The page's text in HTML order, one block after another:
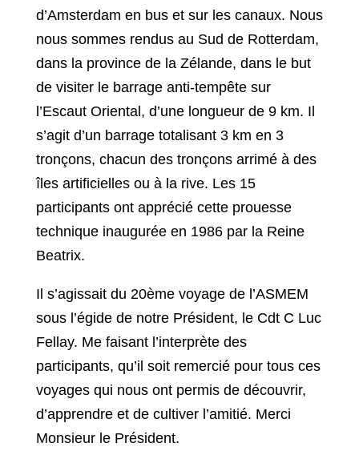
d’Amsterdam en bus et sur les canaux. Nous
nous sommes rendus au Sud de Rotterdam,
dans la province de la Zélande, dans le but
de visiter le barrage anti-tempête sur
l’Escaut Oriental, d’une longueur de 9 km. Il
s’agit d’un barrage totalisant 3 km en 3
tronçons, chacun des tronçons arrimé à des
îles artificielles ou à la rive. Les 15
participants ont apprécié cette prouesse
technique inaugurée en 1986 par la Reine
Beatrix.
Il s’agissait du 20ème voyage de l’ASMEM
sous l’égide de notre Président, le Cdt C Luc
Fellay. Me faisant l’interprète des
participants, qu’il soit remercié pour tous ces
voyages qui nous ont permis de découvrir,
d’apprendre et de cultiver l’amitié. Merci
Monsieur le Président.